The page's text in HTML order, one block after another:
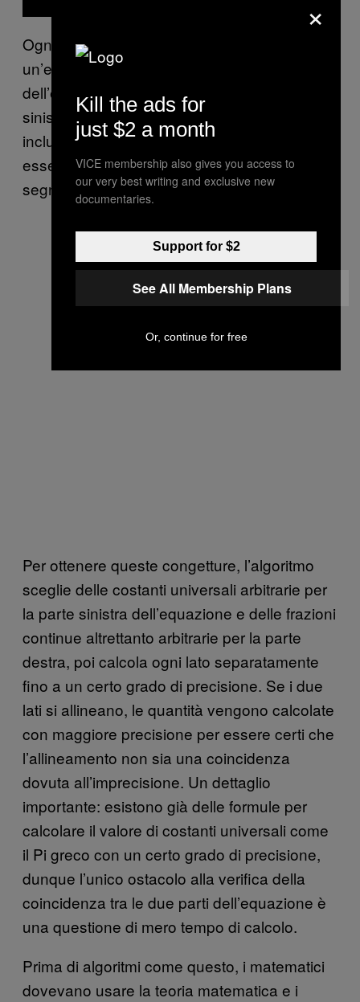
Ogni congettura prende la forma di
un’equazione. Il principio fondamentale
dell’equazione è che la metà che sta a
sinistra del segno uguale—una formula che
include una costante universale—debba
essere equivalente alla quantità a destra del
segno uguale—che è una frazione continua.
Per ottenere queste congetture, l’algoritmo
sceglie delle costanti universali arbitrarie per
la parte sinistra dell’equazione e delle frazioni
continue altrettanto arbitrarie per la parte
destra, poi calcola ogni lato separatamente
fino a un certo grado di precisione. Se i due
lati si allineano, le quantità vengono calcolate
con maggiore precisione per essere certi che
l’allineamento non sia una coincidenza
dovuta all’imprecisione. Un dettaglio
importante: esistono già delle formule per
calcolare il valore di costanti universali come
il Pi greco con un certo grado di precisione,
dunque l’unico ostacolo alla verifica della
coincidenza tra le due parti dell’equazione è
una questione di mero tempo di calcolo.
Prima di algoritmi come questo, i matematici
dovevano usare la teoria matematica e i
×
Kill the ads for
just $2 a month
VICE membership also gives you access to
our very best writing and exclusive new
documentaries.
Support for $2
See All Membership Plans
Or, continue for free